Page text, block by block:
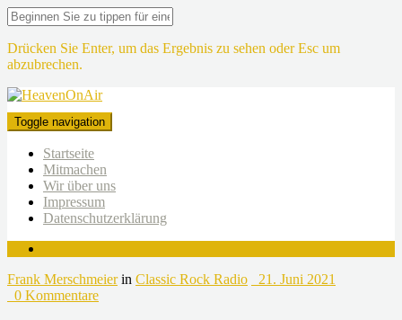
Drücken Sie Enter, um das Ergebnis zu sehen oder Esc um
abzubrechen.
Toggle navigation
Startseite
Mitmachen
Wir über uns
Impressum
Datenschutzerklärung
Frank Merschmeierin Classic Rock Radio
21. Juni 2021
0 Kommentare